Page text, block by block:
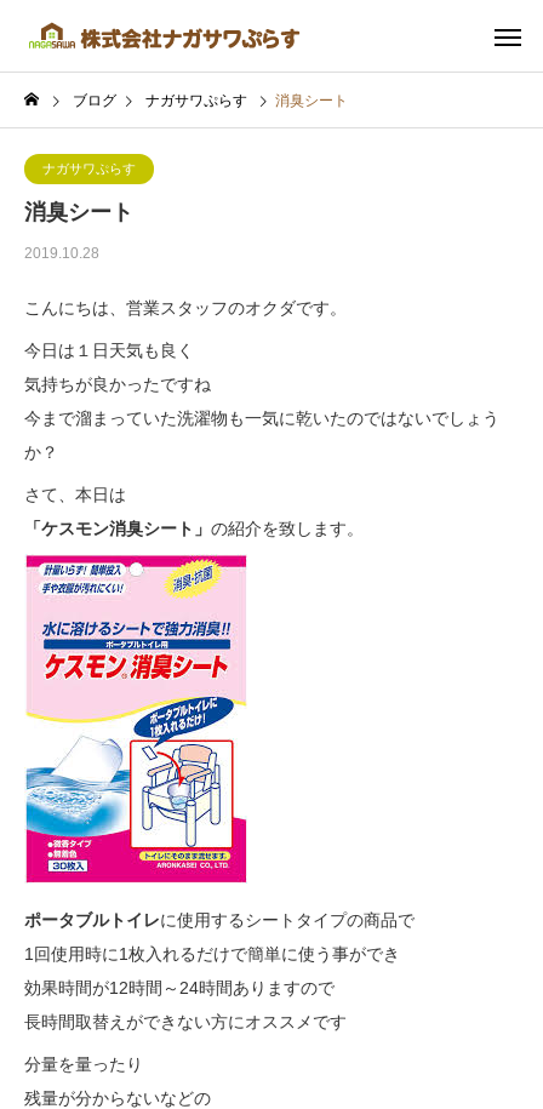
ブログ ナガサワぷらす 消臭シート
ナガサワぷらす
消臭シート
2019.10.28
こんにちは、営業スタッフのオクダです。
今日は１日天気も良く
気持ちが良かったですね
今まで溜まっていた洗濯物も一気に乾いたのではないでしょう
か？
さて、本日は
「ケスモン消臭シート」 の紹介を致します。
ポータブルトイレに使用するシートタイプの商品で
1回使用時に1枚入れるだけで簡単に使う事ができ
効果時間が12時間～24時間ありますので
長時間取替えができない方にオススメです
分量を量ったり
残量が分からないなどの